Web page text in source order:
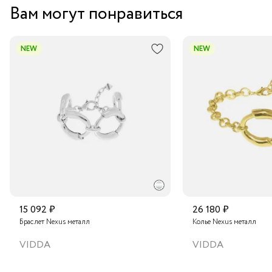
Вам могут понравиться
NEW
15 092 ₽
Браслет Nexus металл
VIDDA
NEW
26 180 ₽
Колье Nexus металл
VIDDA